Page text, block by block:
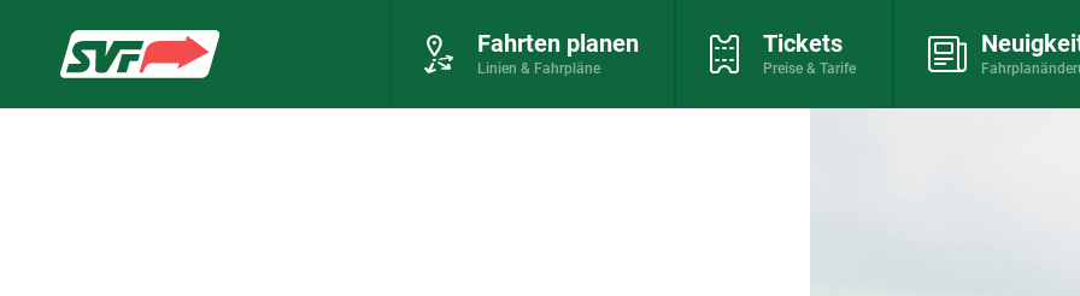
Zur Startseite Fahrten planen
Linien & Fahrpläne
Tickets
Preise & Tarife